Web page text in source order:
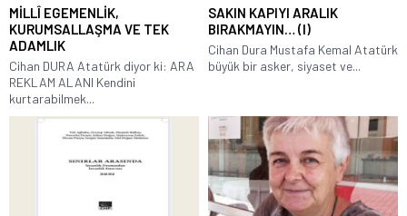
MİLLÎ EGEMENLİK,
KURUMSALLAŞMA VE TEK
ADAMLIK
Cihan DURA Atatürk diyor ki: ARA
REKLAM ALANI Kendini
kurtarabilmek...
SAKIN KAPIYI ARALIK
BIRAKMAYIN… (I)
Cihan Dura Mustafa Kemal Atatürk
büyük bir asker, siyaset ve...